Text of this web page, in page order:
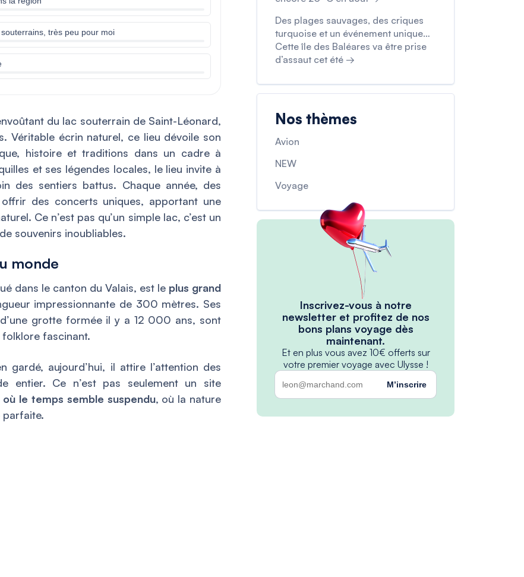
très peu pour moi
du lac souterrain de Saint-Léonard,
Véritable écrin naturel, ce lieu dévoile son
histoire et traditions dans un cadre à
et ses légendes locales, le lieu invite à
des sentiers battus. Chaque année, des
des concerts uniques, apportant une
Ce n’est pas qu’un simple lac, c’est un
souvenirs inoubliables.
monde
dans le canton du Valais, est le plus grand
impressionnante de 300 mètres. Ses
grotte formée il y a 12 000 ans, sont
folklore fascinant.
aujourd’hui, il attire l’attention des
entier. Ce n’est pas seulement un site
où le temps semble suspendu, où la nature
parfaite.
Des plages sauvages, des criques
turquoise et un événement unique…
Cette île des Baléares va être prise
d’assaut cet été →
Nos thèmes
Avion
NEW
Voyage
Inscrivez-vous à notre
newsletter et profitez de nos
bons plans voyage dès
maintenant.
Et en plus vous avez 10€ offerts sur
votre premier voyage avec Ulysse !
M’inscrire